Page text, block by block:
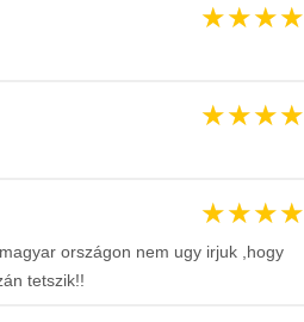
★★★★
★★★★
★★★★
országon nem ugy irjuk ,hogy
tetszik!!